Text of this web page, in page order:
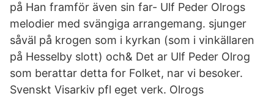
på Han framför även sin far- Ulf Peder Olrogs
melodier med svängiga arrangemang. sjunger
såväl på krogen som i kyrkan (som i vinkällaren
på Hesselby slott) och& Det ar Ulf Peder Olrog
som berattar detta for Folket, nar vi besoker.
Svenskt Visarkiv pfl eget verk. Olrogs